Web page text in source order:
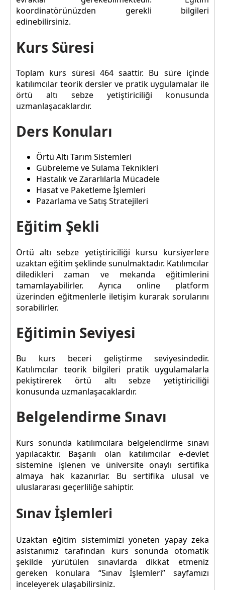
koordinatörünüzden gerekli bilgileri
edinebilirsiniz.
Kurs Süresi
Toplam kurs süresi 464 saattir. Bu süre içinde
katılımcılar teorik dersler ve pratik uygulamalar ile
örtü altı sebze yetiştiriciliği konusunda
uzmanlaşacaklardır.
Ders Konuları
Örtü Altı Tarım Sistemleri
Gübreleme ve Sulama Teknikleri
Hastalık ve Zararlılarla Mücadele
Hasat ve Paketleme İşlemleri
Pazarlama ve Satış Stratejileri
Eğitim Şekli
Örtü altı sebze yetiştiriciliği kursu kursiyerlere
uzaktan eğitim şeklinde sunulmaktadır. Katılımcılar
diledikleri zaman ve mekanda eğitimlerini
tamamlayabilirler. Ayrıca online platform
üzerinden eğitmenlerle iletişim kurarak sorularını
sorabilirler.
Eğitimin Seviyesi
Bu kurs beceri geliştirme seviyesindedir.
Katılımcılar teorik bilgileri pratik uygulamalarla
pekiştirerek örtü altı sebze yetiştiriciliği
konusunda uzmanlaşacaklardır.
Belgelendirme Sınavı
Kurs sonunda katılımcılara belgelendirme sınavı
yapılacaktır. Başarılı olan katılımcılar e-devlet
sistemine işlenen ve üniversite onaylı sertifika
almaya hak kazanırlar. Bu sertifika ulusal ve
uluslararası geçerliliğe sahiptir.
Sınav İşlemleri
Uzaktan eğitim sistemimizi yöneten yapay zeka
asistanımız tarafından kurs sonunda otomatik
şekilde yürütülen sınavlarda dikkat etmeniz
gereken konulara “Sınav İşlemleri” sayfamızı
inceleyerek ulaşabilirsiniz.